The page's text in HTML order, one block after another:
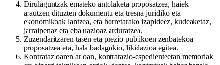
Dirulaguntzak emateko antolaketa proposatzea, haiek
arautzen dituzten dokumentu eta tresna juridiko eta
ekonomikoak lantzea, eta horretarako izapideez, kudeaketaz,
jarraipenaz eta ebaluazioaz arduratzea.
Zuzendaritzaren tasen eta prezio publikoen zenbatekoa
proposatzea eta, hala badagokio, likidazioa egitea.
Kontratazioaren arloan, kontratazio-espedienteetan memoriak